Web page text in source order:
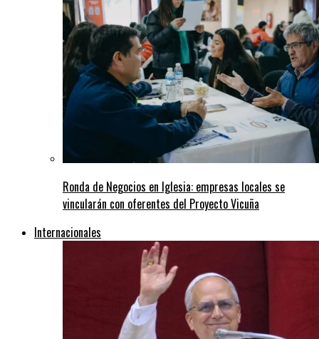
Ronda de Negocios en Iglesia: empresas locales se
vincularán con oferentes del Proyecto Vicuña
Internacionales